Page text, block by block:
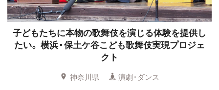
子どもたちに本物の歌舞伎を演じる体験を提供し
たい。 横浜・保土ケ谷こども歌舞伎実現プロジェ
クト
神奈川県
演劇・ダンス